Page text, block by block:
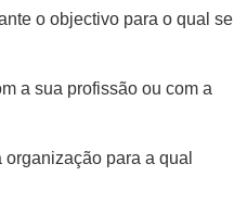
o objectivo para o qual se
a sua profissão ou com a
para a qual